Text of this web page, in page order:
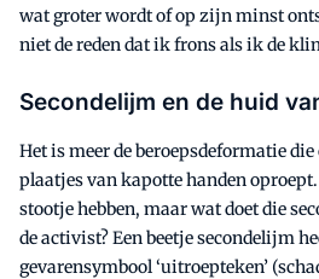
wat groter wordt of op zijn minst
niet de reden dat ik frons als ik de
Secondelijm en de huid
Het is meer de beroepsdeformatie
plaatjes van kapotte handen
stootje hebben, maar wat doet die
de activist? Een beetje secondelijm
gevarensymbool ‘uitroepteken’